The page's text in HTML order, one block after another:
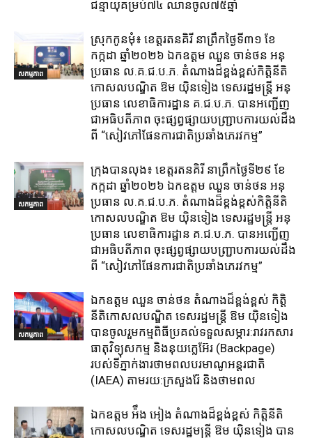
ជន្មាយុគម្រប់៧៤ ឈានចូល៧៥ឆ្នាំ
សកម្មភាព
ស្រុក​កូនមុំ៖ ខេត្ត​រតនគិរី​ នាព្រឹកថ្ងៃទី៣១​ ខែ
កក្កដា ឆ្នាំ២០២៦ ឯកឧត្តម​ ឈួន ចាន់ថន អនុ
ប្រធាន ល.គ.ជ.ប.ភ. តំណាង​ដ៏ខ្ពង់ខ្ពស់​កិត្តិនីតិ
កោសលបណ្ឌិត​ ឱម​ យ៉ិនទៀង​ ទេសរដ្ឋមន្រ្តី​ អនុ
ប្រធាន​ លេខាធិការ​ដ្ឋាន​ គ.ជ.ប.ភ​. បានអញ្ជើញ
ជាអធិបតីភាព​ ចុះផ្សព្វផ្សាយ​បញ្ជ្រាប​ការ​យល់​ដឹង​
ពី​ “សៀវភៅផែនការជាតិប្រឆាំងភេរវកម្ម”
សកម្មភាព
ក្រុង​បាន​លុង​៖ ខេត្ត​រតនគិរី​ នាព្រឹកថ្ងៃទី២៩ ខែ
កក្កដា ឆ្នាំ២០២៦ ឯកឧត្តម​ ឈួន ចាន់ថន អនុ
ប្រធាន ល.គ.ជ.ប.ភ. តំណាង​ដ៏ខ្ពង់ខ្ពស់​កិត្តិនីតិ
កោសលបណ្ឌិត​ ឱម​ យ៉ិនទៀង​ ទេសរដ្ឋមន្រ្តី​ អនុ
ប្រធាន​ លេខាធិការ​ដ្ឋាន​ គ.ជ.ប.ភ​. បានអញ្ជើញ
ជាអធិបតីភាព​ ចុះផ្សព្វផ្សាយ​បញ្ជ្រាប​ការ​យល់​ដឹង​
ពី​ “សៀវភៅផែនការជាតិប្រឆាំងភេរវកម្ម”
សកម្មភាព
ឯកឧត្តម ឈួន​ ចាន់ថន​ តំណាងដ៏ខ្ពង់ខ្ពស់ កិត្តិ
នីតិកោសលបណ្ឌិត ទេសរដ្ឋមន្ត្រី ឱម យ៉ិនទៀង
បានចូលរួមកម្មពិធីប្រគល់ទទួលសម្ភារ:​រាវរកសារ
ធាតុវិទ្យុសកម្ម​ និង​នុយក្លេអ៊ែរ​ (Backpage)
របស់ទីភ្នាក់ងារថាមពលបរមាណូអន្តរជាតិ
(IAEA) តាមរយ:ក្រសួងរ៉ែ និងថាមពល​
ឯកឧត្តម អ៉ឹង អៀង តំណាងដ៏ខ្ពង់ខ្ពស់ កិត្តិនីតិ
កោសលបណ្ឌិត ទេសរដ្ឋមន្ត្រី ឱម យ៉ិនទៀង បាន